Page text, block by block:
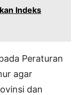
Indeks
Peraturan
agar
dan